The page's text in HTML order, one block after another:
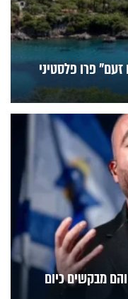
זעם" פרו פלסטיני
מבקשים כיום